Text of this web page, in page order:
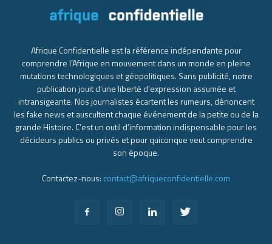
Afrique Confidentielle est la référence indépendante pour
comprendre l’Afrique en mouvement dans un monde en pleine
mutations technologiques et géopolitiques. Sans publicité, notre
publication jouit d’une liberté d’expression assumée et
intransigeante. Nos journalistes écartent les rumeurs, dénoncent
les fake news et auscultent chaque événement de la petite ou de la
grande Histoire. C’est un outil d’information indispensable pour les
décideurs publics ou privés et pour quiconque veut comprendre
son époque.
Contactez-nous: contact@afriqueconfidentielle.com